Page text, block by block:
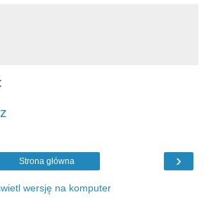
›
Strona główna
wersję na komputer